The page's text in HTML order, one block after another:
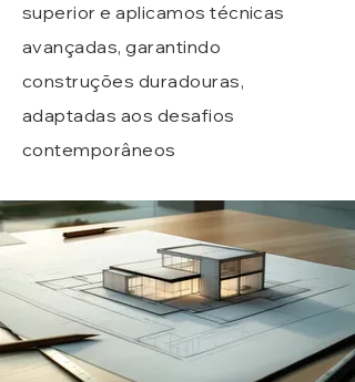
superior e aplicamos técnicas
avançadas, garantindo
construções duradouras,
adaptadas aos desafios
contemporâneos